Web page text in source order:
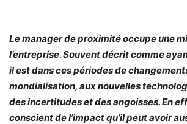
Le manager de proximité occupe une
l’entreprise. Souvent décrit comme
il est dans ces périodes de
mondialisation, aux nouvelles
des incertitudes et des angoisses. En
conscient de l’impact qu’il peut avoir